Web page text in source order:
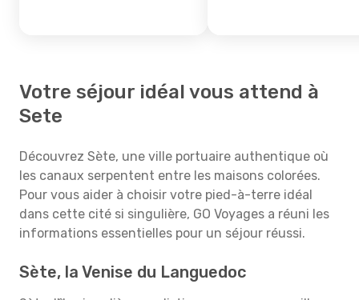
Votre séjour idéal vous attend à
Sete
Découvrez Sète, une ville portuaire authentique où
les canaux serpentent entre les maisons colorées.
Pour vous aider à choisir votre pied-à-terre idéal
dans cette cité si singulière, GO Voyages a réuni les
informations essentielles pour un séjour réussi.
Sète, la Venise du Languedoc